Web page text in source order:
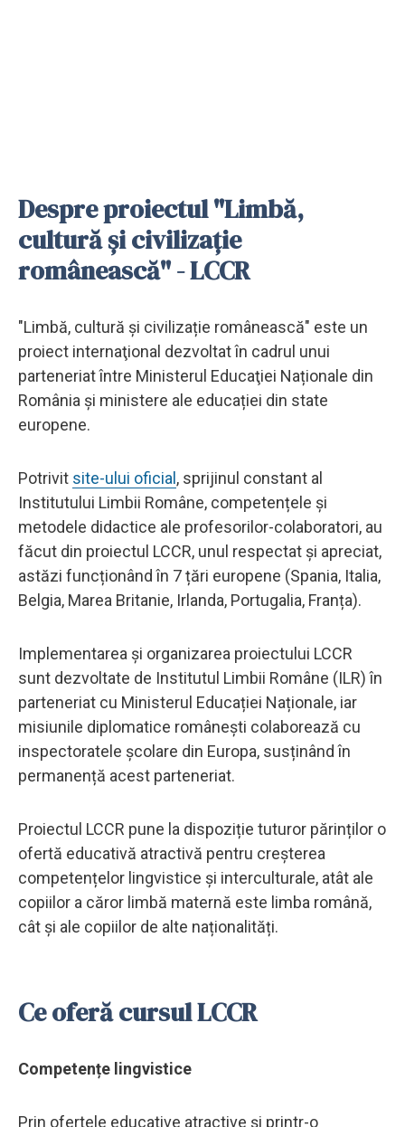
Despre proiectul "Limbă,
cultură și civilizație
românească" - LCCR
"Limbă, cultură și civilizație românească" este un
proiect internaţional dezvoltat în cadrul unui
parteneriat între Ministerul Educaţiei Naționale din
România şi ministere ale educației din state
europene.
Potrivit site-ului oficial, sprijinul constant al
Institutului Limbii Române, competențele și
metodele didactice ale profesorilor-colaboratori, au
făcut din proiectul LCCR, unul respectat și apreciat,
astăzi funcționând în 7 țări europene (Spania, Italia,
Belgia, Marea Britanie, Irlanda, Portugalia, Franța).
Implementarea și organizarea proiectului LCCR
sunt dezvoltate de Institutul Limbii Române (ILR) în
parteneriat cu Ministerul Educației Naționale, iar
misiunile diplomatice românești colaborează cu
inspectoratele școlare din Europa, susținând în
permanență acest parteneriat.
Proiectul LCCR pune la dispoziție tuturor părinților o
ofertă educativă atractivă pentru creșterea
competențelor lingvistice și interculturale, atât ale
copiilor a căror limbă maternă este limba română,
cât și ale copiilor de alte naționalități.
Ce oferă cursul LCCR
Competențe lingvistice
Prin ofertele educative atractive și printr-o